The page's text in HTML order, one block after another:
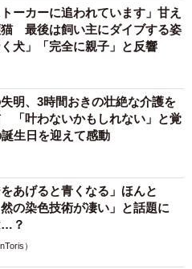
トーカーに追われています」甘え
猫 最後は飼い主にダイブする姿
犬」「完全に親子」と反響
明、3時間おきの壮絶な介護を
「叶わないかもしれない」と覚
生日を迎えて感動
をあげると青くなる」ほんと
の染色技術が凄い」と話題に
…？
）